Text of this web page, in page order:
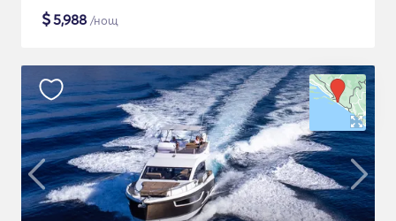
$5,988 /нощ